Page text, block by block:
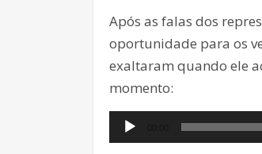
Após as falas dos
oportunidade para os
exaltaram quando ele
momento:
Tocador
de